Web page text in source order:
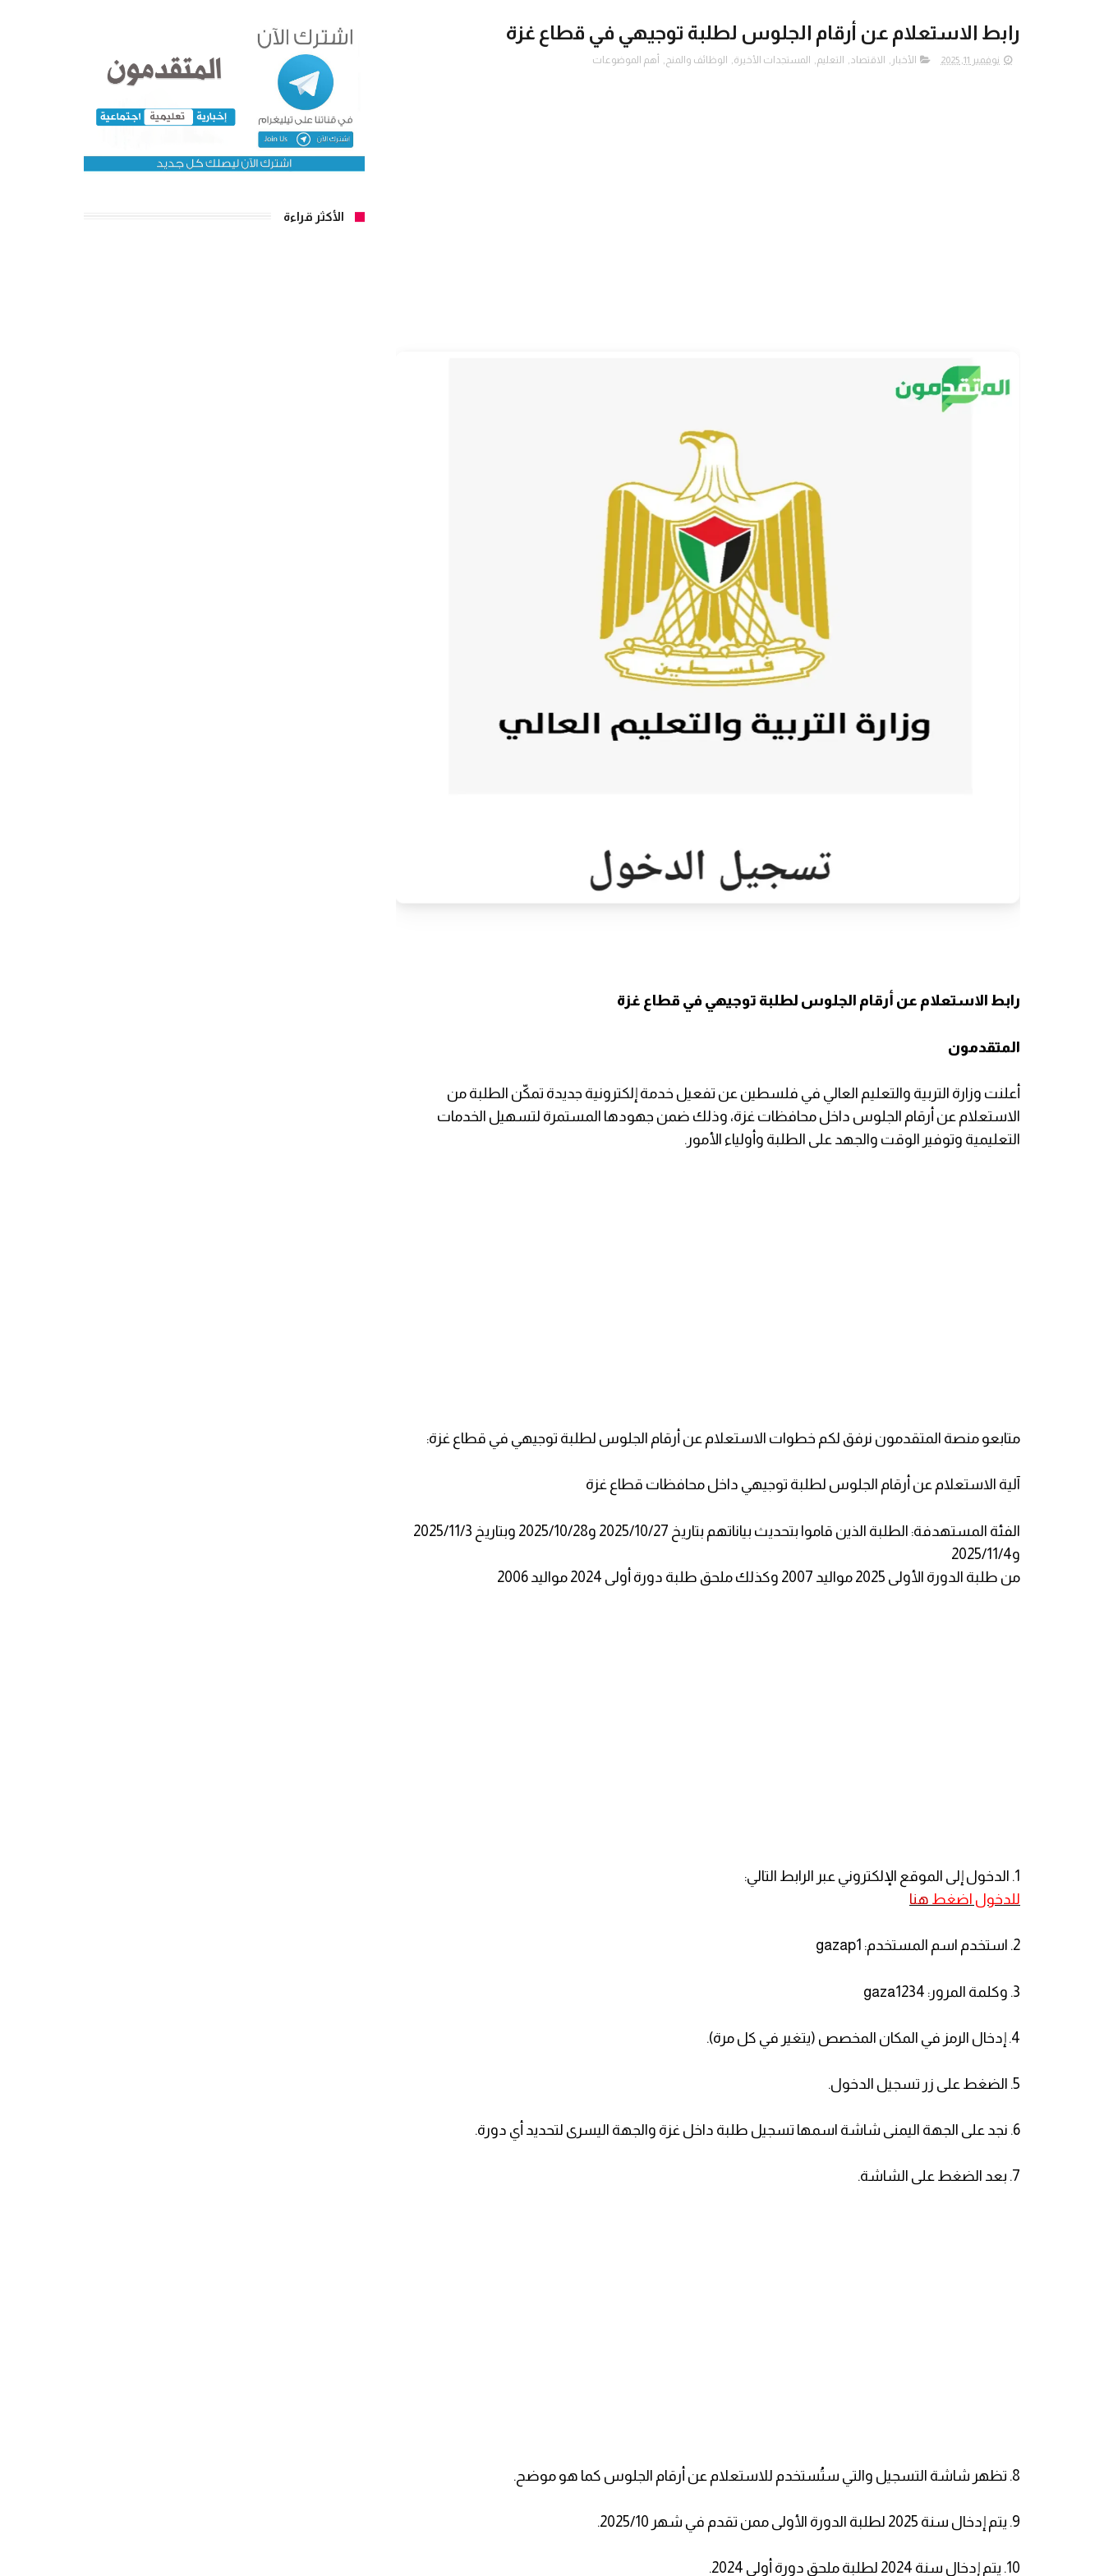
رابط الاستعلام عن أرقام الجلوس لطلبة توجيهي في قطاع غزة
نوفمبر 11, 2025 الأخبار , الاقتصاد, التعليم, المستجدات الأخيرة, الوظائف والمنح , أهم الموضوعات
رابط الاستعلام عن أرقام الجلوس لطلبة توجيهي في قطاع غزة
المتقدمون
أعلنت وزارة التربية والتعليم العالي في فلسطين عن تفعيل خدمة إلكترونية جديدة تمكّن الطلبة من
الاستعلام عن أرقام الجلوس داخل محافظات غزة، وذلك ضمن جهودها المستمرة لتسهيل الخدمات
التعليمية وتوفير الوقت والجهد على الطلبة وأولياء الأمور.
متابعو منصة المتقدمون نرفق لكم خطوات الاستعلام عن أرقام الجلوس لطلبة توجيهي في قطاع غزة:
آلية الاستعلام عن أرقام الجلوس لطلبة توجيهي داخل محافظات قطاع غزة
الفئة المستهدفة: الطلبة الذين قاموا بتحديث بياناتهم بتاريخ 2025/10/27 و2025/10/28 وبتاريخ 2025/11/3
و2025/11/4
من طلبة الدورة الأولى 2025 مواليد 2007 وكذلك ملحق طلبة دورة أولى 2024 مواليد 2006
1. الدخول إلى الموقع الإلكتروني عبر الرابط التالي:
للدخول اضغط هنا
2. استخدم اسم المستخدم: gazap1
3. وكلمة المرور: gaza1234
4. إدخال الرمز في المكان المخصص (يتغير في كل مرة).
5. الضغط على زر تسجيل الدخول.
6. نجد على الجهة اليمنى شاشة اسمها تسجيل طلبة داخل غزة والجهة اليسرى لتحديد أي دورة.
7. بعد الضغط على الشاشة.
8. تظهر شاشة التسجيل والتي ستُستخدم للاستعلام عن أرقام الجلوس كما هو موضح.
9. يتم إدخال سنة 2025 لطلبة الدورة الأولى ممن تقدم في شهر 2025/10.
10. يتم إدخال سنة 2024 لطلبة ملحق دورة أولى 2024.
الأكثر قراءة